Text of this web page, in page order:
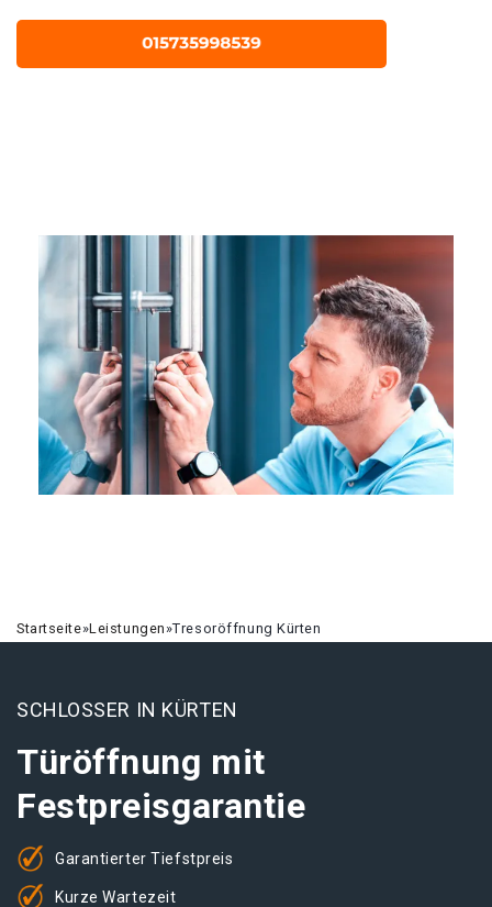
Startseite»Leistungen»Tresoröffnung Kürten
SCHLOSSER IN KÜRTEN
Türöffnung mit
Festpreisgarantie
Garantierter Tiefstpreis
Kurze Wartezeit